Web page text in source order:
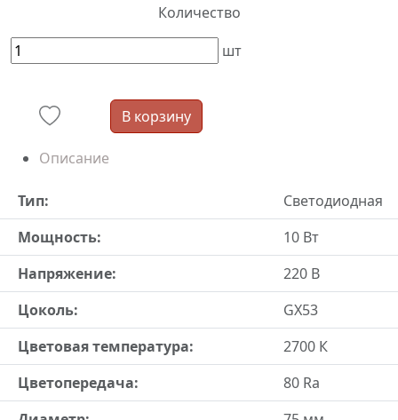
Количество
шт
В корзину
Описание
Тип:
Светодиодная
Мощность:
10 Вт
Напряжение:
220 В
Цоколь:
GX53
Цветовая температура:
2700 К
Цветопередача:
80 Ra